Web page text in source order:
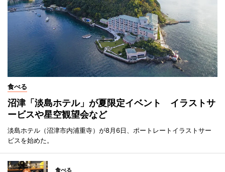
食べる
沼津「淡島ホテル」が夏限定イベント イラストサ
ービスや星空観望会など
淡島ホテル（沼津市内浦重寺）が8月6日、ポートレートイラストサー
ビスを始めた。
食べる